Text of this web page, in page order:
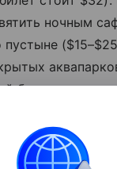
ночным
билет после
Фуад